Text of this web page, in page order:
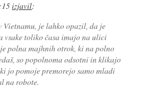
izjavil:
Vietnamu, je lahko opazil, da je
vsake toliko časa imajo na ulici
polna majhnih otrok, ki na polno
so popolnoma odsotni in klikajo
jo pomoje premorejo samo mladi
na robote.